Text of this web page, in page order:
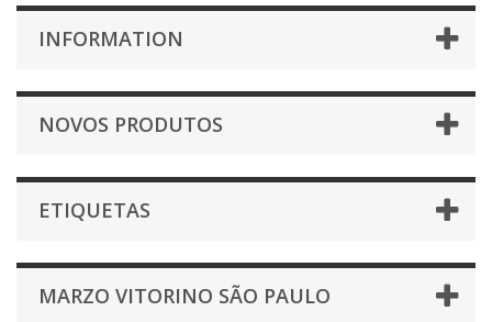
INFORMATION
NOVOS PRODUTOS
ETIQUETAS
MARZO VITORINO SÃO PAULO